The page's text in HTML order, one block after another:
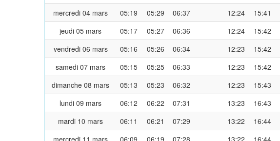
mercredi 04 mars
05:19 05:29 06:37 12:24 15:41
jeudi 05 mars
05:17 05:27 06:36 12:24 15:42
vendredi 06 mars
05:16 05:26 06:34 12:23 15:42
samedi 07 mars
05:15 05:25 06:33 12:23 15:42
dimanche 08 mars
05:13 05:23 06:32 12:23 15:43
lundi 09 mars
06:12 06:22 07:31 13:23 16:43
mardi 10 mars
06:11 06:21 07:29 13:22 16:44
mercredi 11 mars
06:09 06:19 07:28 13:22 16:44